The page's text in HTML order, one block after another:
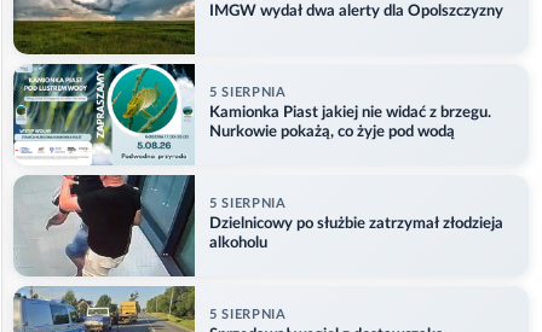
IMGW wydał dwa alerty dla Opolszczyzny
5 SIERPNIA
Kamionka Piast jakiej nie widać z brzegu.
Nurkowie pokażą, co żyje pod wodą
5 SIERPNIA
Dzielnicowy po służbie zatrzymał złodzieja
alkoholu
5 SIERPNIA